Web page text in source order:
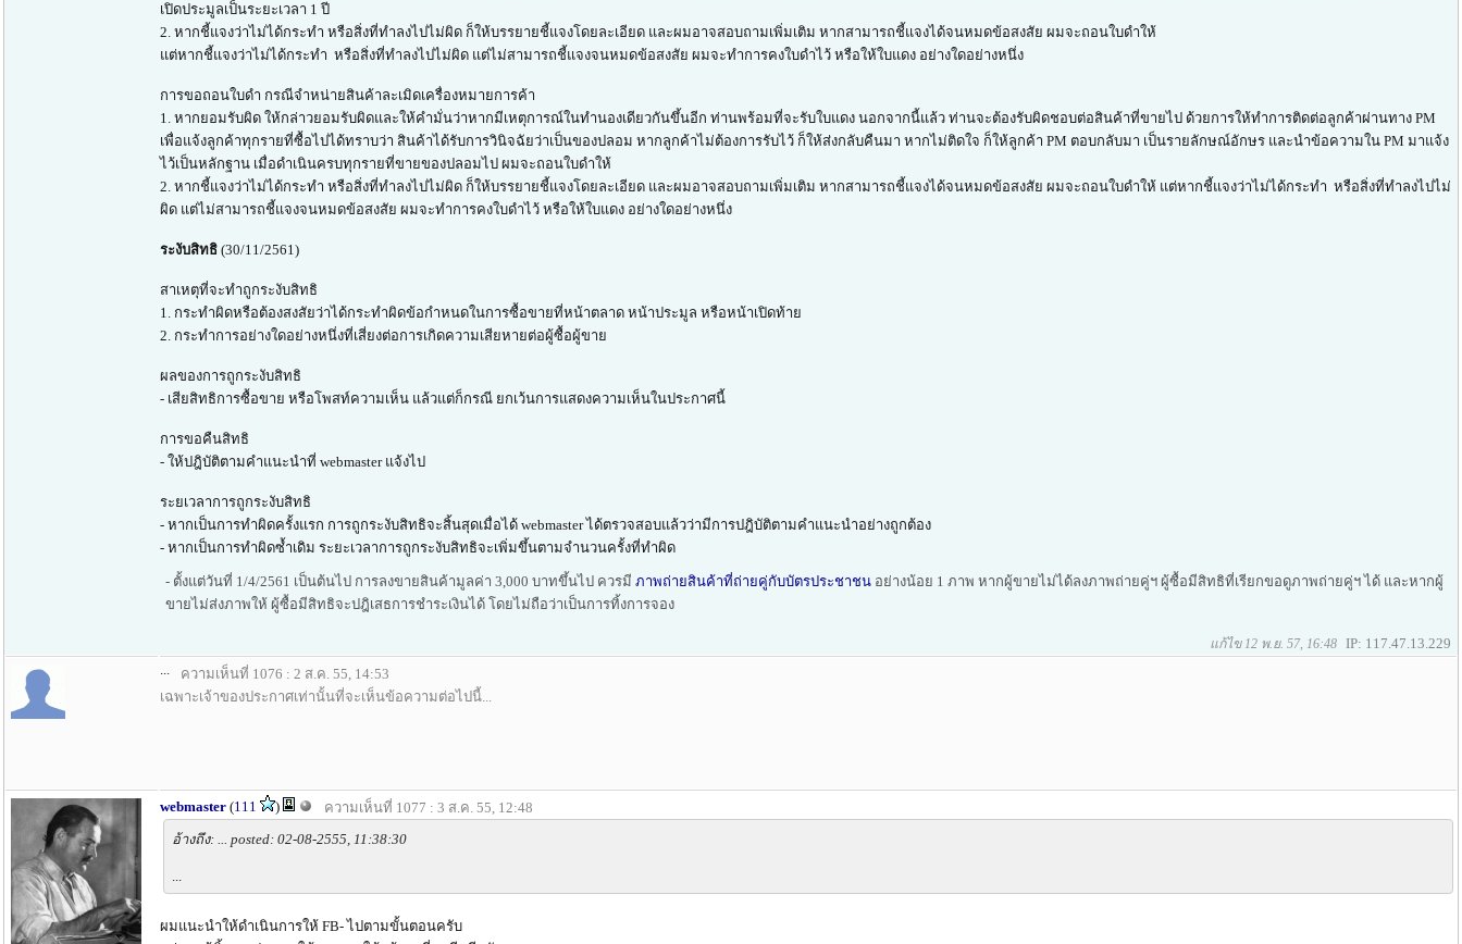
เปิดประมูลเป็นระยะเวลา 1 ปี
2. หากชี้แจงว่าไม่ได้กระทำ หรือสิ่งที่ทำลงไปไม่ผิด ก็ให้บรรยายชี้แจงโดยละเอียด และผมอาจสอบถามเพิ่มเติม หากสามารถชี้แจงได้จนหมดข้อสงสัย ผมจะถอนใบดำให้
แต่หากชี้แจงว่าไม่ได้กระทำ หรือสิ่งที่ทำลงไปไม่ผิด แต่ไม่สามารถชี้แจงจนหมดข้อสงสัย ผมจะทำการคงใบดำไว้ หรือให้ใบแดง อย่างใดอย่างหนึ่ง
การขอถอนใบดำ กรณีจำหน่ายสินค้าละเมิดเครื่องหมายการค้า
1. หากยอมรับผิด ให้กล่าวยอมรับผิดและให้คำมั่นว่าหากมีเหตุการณ์ในทำนองเดียวกันขึ้นอีก ท่านพร้อมที่จะรับใบแดง นอกจากนี้แล้ว ท่านจะต้องรับผิดชอบต่อสินค้าที่ขายไป ด้วยการให้ทำการติดต่อลูกค้าผ่านทาง PM
เพื่อแจ้งลูกค้าทุกรายที่ซื้อไปได้ทราบว่า สินค้าได้รับการวินิจฉัยว่าเป็นของปลอม หากลูกค้าไม่ต้องการรับไว้ ก็ให้ส่งกลับคืนมา หากไม่ติดใจ ก็ให้ลูกค้า PM ตอบกลับมา เป็นรายลักษณ์อักษร และนำข้อความใน PM มาแจ้ง
ไว้เป็นหลักฐาน เมื่อดำเนินครบทุกรายที่ขายของปลอมไป ผมจะถอนใบดำให้
2. หากชี้แจงว่าไม่ได้กระทำ หรือสิ่งที่ทำลงไปไม่ผิด ก็ให้บรรยายชี้แจงโดยละเอียด และผมอาจสอบถามเพิ่มเติม หากสามารถชี้แจงได้จนหมดข้อสงสัย ผมจะถอนใบดำให้ แต่หากชี้แจงว่าไม่ได้กระทำ หรือสิ่งที่ทำลงไปไม่
ผิด แต่ไม่สามารถชี้แจงจนหมดข้อสงสัย ผมจะทำการคงใบดำไว้ หรือให้ใบแดง อย่างใดอย่างหนึ่ง
ระงับสิทธิ (30/11/2561)
สาเหตุที่จะทำถูกระงับสิทธิ
1. กระทำผิดหรือต้องสงสัยว่าได้กระทำผิดข้อกำหนดในการซื้อขายที่หน้าตลาด หน้าประมูล หรือหน้าเปิดท้าย
2. กระทำการอย่างใดอย่างหนึ่งที่เสี่ยงต่อการเกิดความเสียหายต่อผู้ซื้อผู้ขาย
ผลของการถูกระงับสิทธิ
- เสียสิทธิการซื้อขาย หรือโพสท์ความเห็น แล้วแต่ก็กรณี ยกเว้นการแสดงความเห็นในประกาศนี้
การขอคืนสิทธิ
- ให้ปฎิบัติตามคำแนะนำที่ webmaster แจ้งไป
ระยเวลาการถูกระงับสิทธิ
- หากเป็นการทำผิดครั้งแรก การถูกระงับสิทธิจะสิ้นสุดเมื่อได้ webmaster ได้ตรวจสอบแล้วว่ามีการปฎิบัติตามคำแนะนำอย่างถูกต้อง
- หากเป็นการทำผิดซ้ำเดิม ระยะเวลาการถูกระงับสิทธิจะเพิ่มขึ้นตามจำนวนครั้งที่ทำผิด
- ตั้งแต่วันที่ 1/4/2561 เป็นต้นไป การลงขายสินค้ามูลค่า 3,000 บาทขึ้นไป ควรมี ภาพถ่ายสินค้าที่ถ่ายคู่กับบัตรประชาชน อย่างน้อย 1 ภาพ หากผู้ขายไม่ได้ลงภาพถ่ายคู่ฯ ผู้ซื้อมีสิทธิที่เรียกขอดูภาพถ่ายคู่ฯ ได้ และหากผู้
ขายไม่ส่งภาพให้ ผู้ซื้อมีสิทธิจะปฎิเสธการชำระเงินได้ โดยไม่ถือว่าเป็นการทิ้งการจอง
แก้ไข 12 พ.ย. 57, 16:48 IP: 117.47.13.229
...
ความเห็นที่ 1076 : 2 ส.ค. 55, 14:53
เฉพาะเจ้าของประกาศเท่านั้นที่จะเห็นข้อความต่อไปนี้...
webmaster (111 )
ความเห็นที่ 1077 : 3 ส.ค. 55, 12:48
อ้างถึง: ... posted: 02-08-2555, 11:38:30
...
ผมแนะนำให้ดำเนินการให้ FB- ไปตามขั้นตอนครับ